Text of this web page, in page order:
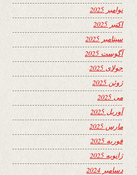
نوامبر 2025
اکتبر 2025
سپتامبر 2025
آگوست 2025
جولای 2025
ژوئن 2025
می 2025
آوریل 2025
مارس 2025
فوریه 2025
ژانویه 2025
دسامبر 2024